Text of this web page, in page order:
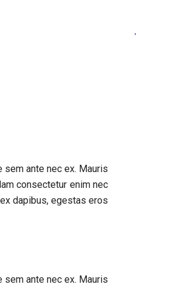
ante nec ex. Mauris
consectetur enim nec
dapibus, egestas eros
ante nec ex. Mauris